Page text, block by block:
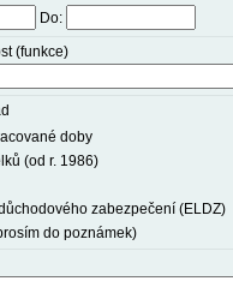
Do:
(funkce)
doby
(od r. 1986)
zabezpečení (ELDZ)
do poznámek)